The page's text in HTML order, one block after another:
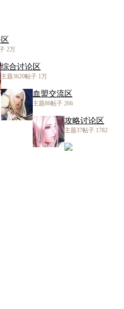
2万
综合讨论区
主题3620帖子 1万
血盟交流区
主题86帖子 266
攻略讨论区
主题37帖子 1782